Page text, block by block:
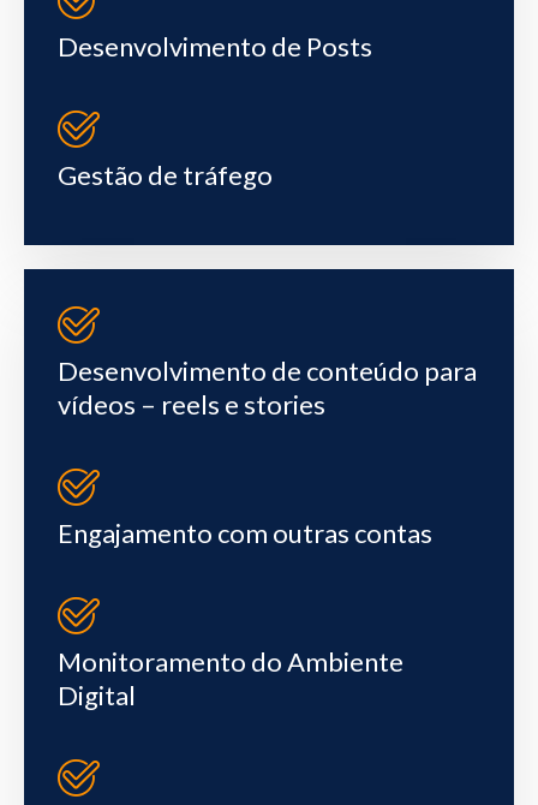
Desenvolvimento de Posts
Gestão de tráfego
Desenvolvimento de conteúdo para
vídeos – reels e stories
Engajamento com outras contas
Monitoramento do Ambiente
Digital